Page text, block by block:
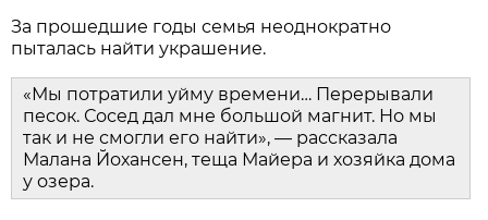
За прошедшие годы семья неоднократно
пыталась найти украшение.
«Мы потратили уйму времени… Перерывали
песок. Сосед дал мне большой магнит. Но мы
так и не смогли его найти», — рассказала
Малана Йохансен, теща Майера и хозяйка дома
у озера.